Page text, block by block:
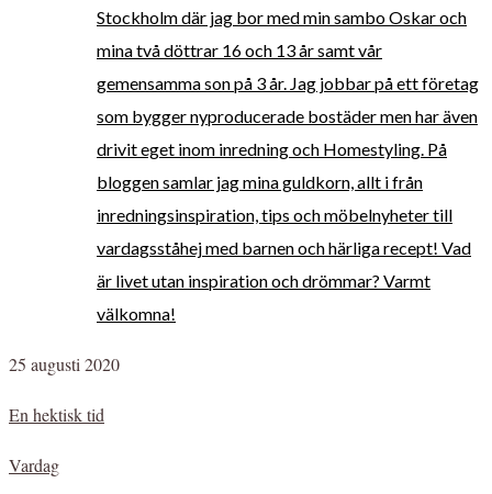
Stockholm där jag bor med min sambo Oskar och
mina två döttrar 16 och 13 år samt vår
gemensamma son på 3 år. Jag jobbar på ett företag
som bygger nyproducerade bostäder men har även
drivit eget inom inredning och Homestyling. På
bloggen samlar jag mina guldkorn, allt i från
inredningsinspiration, tips och möbelnyheter till
vardagsståhej med barnen och härliga recept! Vad
är livet utan inspiration och drömmar? Varmt
välkomna!
25 augusti 2020
En hektisk tid
Vardag